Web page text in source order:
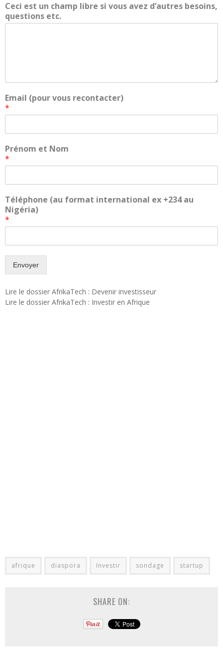
Ceci est un champ libre si vous avez d’autres besoins,
questions etc.
Email (pour vous recontacter)
*
Prénom et Nom
*
Téléphone (au format international ex +234 au
Nigéria)
*
Envoyer
Lire le dossier AfrikaTech : Devenir investisseur
Lire le dossier AfrikaTech : Investir en Afrique
afrique diaspora Investir sondage startup
SHARE ON: